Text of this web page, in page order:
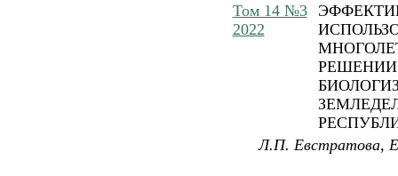
Том 14 №3
2022
Л.П. Евстратова,